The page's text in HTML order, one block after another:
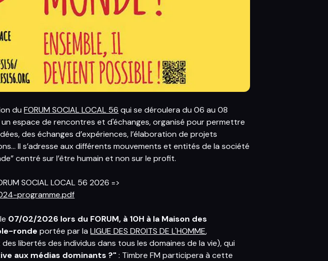
duFORUM SOCIAL LOCAL 56 qui se déroulera du 06 au 08
espace de rencontres et d'échanges, organisé pour permettre
des échanges d’expériences, l’élaboration de projets
Il s’adresse aux différents mouvements et entités de la société
centré sur l’être humain et non sur le profit.
SOCIAL LOCAL 56 2026 =>
programme.pdf
07/02/2026 lors du FORUM, à 10H à la Maison des
ronde portée par laLIGUE DES DROITS DE L'HOMME,
libertés des individus dans tous les domaines de la vie), qui
aux médias dominants ?": Timbre FM participera à cette